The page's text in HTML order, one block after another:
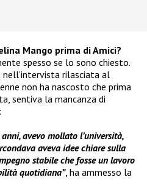
Mango prima di Amici?
spesso se lo sono chiesto.
rilasciata al
non ha nascosto che prima
sentiva la mancanza di
avevo mollato l’università,
aveva idee chiare sulla
stabile che fosse un lavoro
quotidiana”, ha ammesso la